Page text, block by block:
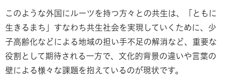
このような外国にルーツを持つ方々との共生は、「ともに
生きるまち」すなわち共生社会を実現していくために、少
子高齢化などによる地域の担い手不足の解消など、重要な
役割として期待される一方で、文化的背景の違いや言葉の
壁による様々な課題を抱えているのが現状です。